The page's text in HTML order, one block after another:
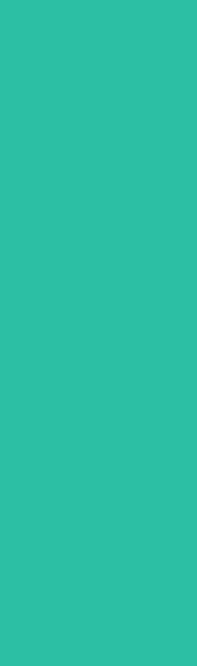
w którym każdy może
zdrowia psychicznego, relacji oraz
Lublin oferuje pomoc osobom
i trudnościami w relacjach.
i psychoterapeuta Lublin, oferują
i bezpieczeństwa. W
seksuolodzy Lublin, pomagając
i wzmocnić dobrostan